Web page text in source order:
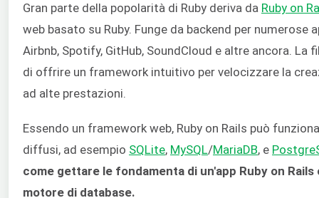
Gran parte della popolarità di Ruby deriva da Ruby on
web basato su Ruby. Funge da backend per numerose
Airbnb, Spotify, GitHub, SoundCloud e altre ancora. La
di offrire un framework intuitivo per velocizzare la
ad alte prestazioni.
Essendo un framework web, Ruby on Rails può
diffusi, ad esempio SQLite, MySQL/MariaDB, e
come gettare le fondamenta di un'app Ruby on
motore di database.